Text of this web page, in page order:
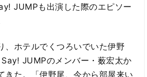
JUMPも出演した際のエピソー
ホテルでくつろいでいた伊野
JUMPのメンバー・薮宏太か
きた。「伊野尾、今から部屋来い